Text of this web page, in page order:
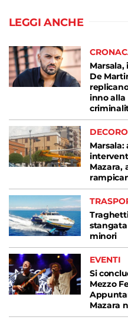
LEGGI ANCHE
Marsala,
De
inno alla
Marsala:
Mazara,
minori
EVENTI
Si
Mezzo
Mazara